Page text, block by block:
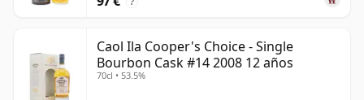
Caol Ila Cooper's Choice - Single
Bourbon Cask #14 2008 12 años
70cl • 53.5%